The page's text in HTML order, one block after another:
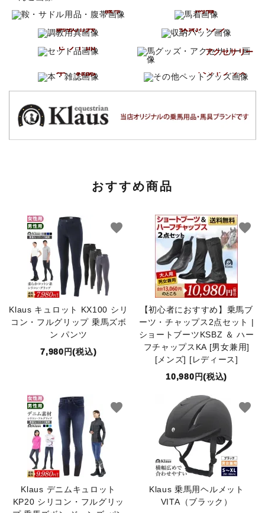
腹帯
馬着
調教用具
収納バッグ
セット品
アクセサリー
本・雑誌
ペットグッズ
おすすめ商品
Klaus キュロット KX100 シリ
コン・フルグリップ 乗馬ズボ
ン パンツ
7,980円(税込)
favorite
【初心者におすすめ】乗馬ブ
ーツ・チャップス2点セット |
ショートブーツKSBZ ＆ ハー
フチャップスKA [男女兼用]
[メンズ] [レディース]
10,980円(税込)
favorite
Klaus デニムキュロット
KP20 シリコン・フルグリッ
favorite
Klaus 乗馬用ヘルメット
VITA（ブラック）
favorite